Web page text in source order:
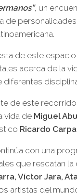
, un
de
de este
acerca de la
diferentes
de este
vida de Miguel
Ricardo
con una
que rescatan
Víctor Jara,
artistas del